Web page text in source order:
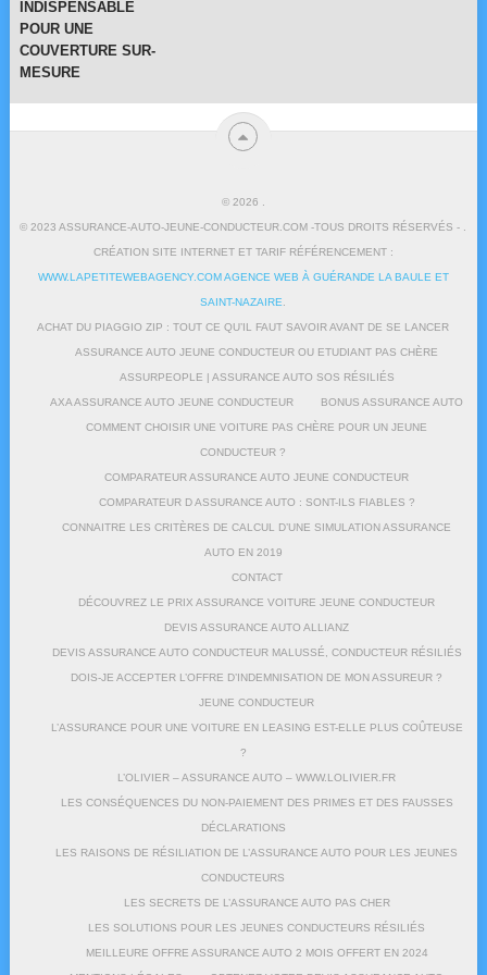
INDISPENSABLE
POUR UNE
COUVERTURE SUR-
MESURE
© 2026
© 2023 ASSURANCE-AUTO-JEUNE-CONDUCTEUR.COM -TOUS DROITS RÉSERVÉS - .
CRÉATION SITE INTERNET ET TARIF RÉFÉRENCEMENT :
WWW.LAPETITEWEBAGENCY.COM AGENCE WEB À GUÉRANDE LA BAULE ET
SAINT-NAZAIRE
ACHAT DU PIAGGIO ZIP : TOUT CE QU’IL FAUT SAVOIR AVANT DE SE LANCER
ASSURANCE AUTO JEUNE CONDUCTEUR OU ETUDIANT PAS CHÈRE
ASSURPEOPLE | ASSURANCE AUTO SOS RÉSILIÉS
AXA ASSURANCE AUTO JEUNE CONDUCTEUR BONUS ASSURANCE AUTO
COMMENT CHOISIR UNE VOITURE PAS CHÈRE POUR UN JEUNE
CONDUCTEUR ?
COMPARATEUR ASSURANCE AUTO JEUNE CONDUCTEUR
COMPARATEUR D ASSURANCE AUTO : SONT-ILS FIABLES ?
CONNAITRE LES CRITÈRES DE CALCUL D’UNE SIMULATION ASSURANCE
AUTO EN 2019
CONTACT
DÉCOUVREZ LE PRIX ASSURANCE VOITURE JEUNE CONDUCTEUR
DEVIS ASSURANCE AUTO ALLIANZ
DEVIS ASSURANCE AUTO CONDUCTEUR MALUSSÉ, CONDUCTEUR RÉSILIÉS
DOIS-JE ACCEPTER L’OFFRE D’INDEMNISATION DE MON ASSUREUR ?
JEUNE CONDUCTEUR
L’ASSURANCE POUR UNE VOITURE EN LEASING EST-ELLE PLUS COÛTEUSE
?
L’OLIVIER – ASSURANCE AUTO – WWW.LOLIVIER.FR
LES CONSÉQUENCES DU NON-PAIEMENT DES PRIMES ET DES FAUSSES
DÉCLARATIONS
LES RAISONS DE RÉSILIATION DE L’ASSURANCE AUTO POUR LES JEUNES
CONDUCTEURS
LES SECRETS DE L’ASSURANCE AUTO PAS CHER
LES SOLUTIONS POUR LES JEUNES CONDUCTEURS RÉSILIÉS
MEILLEURE OFFRE ASSURANCE AUTO 2 MOIS OFFERT EN 2024